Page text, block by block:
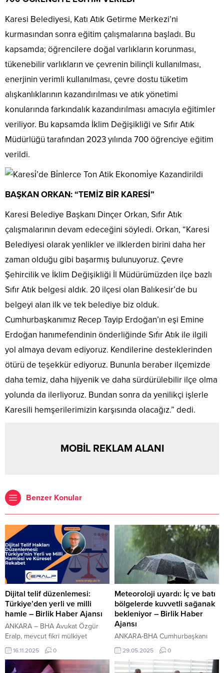
Karesi Belediyesi, Katı Atık Getirme Merkezi’ni
kurmasından sonra eğitim çalışmalarına başladı. Bu
kapsamda; öğrencilere doğal varlıkların korunması,
tükenebilir varlıkların ve çevrenin bilinçli kullanılması,
enerjinin verimli kullanılması, çevre dostu tüketim
alışkanlıklarının kazandırılması ve atık yönetimi
konularında farkındalık kazandırılması amacıyla eğitimler
veriliyor. Bu kapsamda İklim Değişikliği ve Sıfır Atık
Müdürlüğü tarafından 2023 yılında 700 öğrenciye eğitim
verildi.
BAŞKAN ORKAN: “TEMİZ BİR KARESİ”
Karesi Belediye Başkanı Dinçer Orkan, Sıfır Atık
çalışmalarının devam edeceğini söyledi. Orkan, “Karesi
Belediyesi olarak yenlikler ve ilklerden birini daha her
zaman olduğu gibi başarmış bulunuyoruz. Çevre
Şehircilik ve İklim Değişikliği İl Müdürümüzden ilçe bazlı
Sıfır Atık belgesi aldık. 20 ilçesi olan Balıkesir’de bu
belgeyi alan ilk ve tek belediye biz olduk.
Cumhurbaşkanımız Recep Tayip Erdoğan’ın eşi Emine
Erdoğan hanımefendinin önderliğinde Sıfır Atık ile ilgili
yol almaya devam ediyoruz. Kendilerine desteklerinden
ötürü de teşekkür ediyoruz. Bununla beraber ilçemizde
daha temiz, daha hijyenik ve daha sürdürülebilir ilçe olma
yolunda da ilerliyoruz. Bundan sonra da yenilikçi işlerle
Karesili hemşerilerimizin karşısında olacağız.” dedi.
MOBİL REKLAM ALANI
Benzer Konular
Dijital telif düzenlemesi:
Türkiye’den yerli ve milli
hamle – Birlik Haber Ajansı
ANKARA – BHA Avukat Özgür
Eralp, mevcut fikri mülkiyet
mevzuatının dijital platformların
devasa ekonomik gücü karşısında
yetersiz kaldığını belirterek,
16.11.2025 0
Meteoroloji uyardı: İç ve batı
bölgelerde kuvvetli sağanak
bekleniyor – Birlik Haber
Ajansı
ANKARA-BHA Cumhurbaşkanı
Erdoğan, HSK’ye 4 yeni üye atadı
Meteoroloji Genel Müdürlüğü,
yarın için iç ve batı bölgelerde
29.05.2025 0